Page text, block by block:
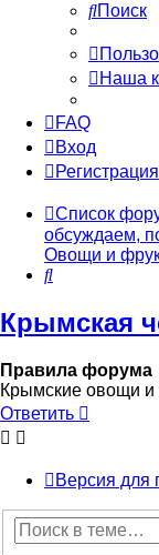
Поиск
Наша
FAQ
Вход
Регистрация
Список
обсуждаем,
Овощи и
Поиск
Крымская
Правила форума
Крымские овощи и
Ответить
Версия для